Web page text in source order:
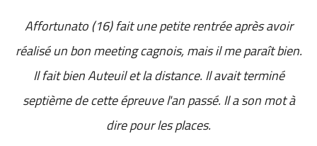
Affortunato (16) fait une petite rentrée après avoir
réalisé un bon meeting cagnois, mais il me paraît bien.
Il fait bien Auteuil et la distance. Il avait terminé
septième de cette épreuve l'an passé. Il a son mot à
dire pour les places.